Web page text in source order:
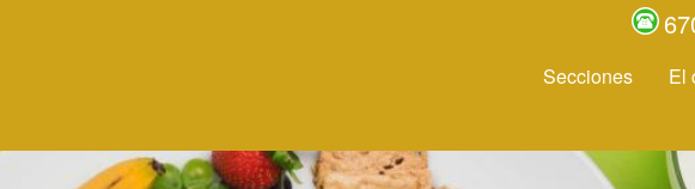
Secciones El